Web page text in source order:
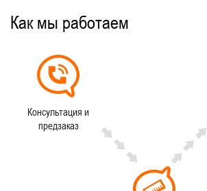
Как мы работаем
Консультация и
предзаказ